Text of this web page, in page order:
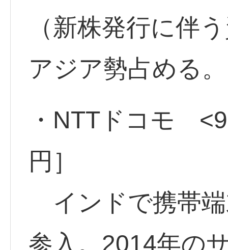
（新株発行に伴
アジア勢占める。
・NTTドコモ
円］
インドで携帯
参入。2014年の